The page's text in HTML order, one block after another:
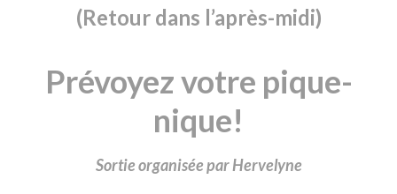
(Retour dans l’après-midi)
Prévoyez votre pique-
nique!
Sortie organisée par Hervelyne